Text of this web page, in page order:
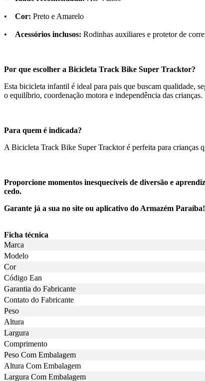
• Cor: Preto e Amarelo
• Acessórios inclusos: Rodinhas auxiliares e protetor de
Por que escolher a Bicicleta Track Bike Super Tracktor?
Esta bicicleta infantil é ideal para pais que buscam qualidade,
o equilíbrio, coordenação motora e independência das crianças.
Para quem é indicada?
A Bicicleta Track Bike Super Tracktor é perfeita para crianças
Proporcione momentos inesquecíveis de diversão e
cedo.
Garante já a sua no site ou aplicativo do Armazém Paraíba!
Ficha técnica
Marca
Modelo
Cor
Código Ean
Garantia do Fabricante
Contato do Fabricante
Peso
Altura
Largura
Comprimento
Peso Com Embalagem
Altura Com Embalagem
Largura Com Embalagem